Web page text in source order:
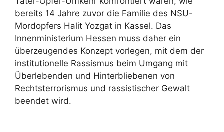
bereits 14 Jahre zuvor die Familie des NSU-
Mordopfers Halit Yozgat in Kassel. Das
Innenministerium Hessen muss daher ein
überzeugendes Konzept vorlegen, mit dem der
institutionelle Rassismus beim Umgang mit
Überlebenden und Hinterbliebenen von
Rechtsterrorismus und rassistischer Gewalt
beendet wird.